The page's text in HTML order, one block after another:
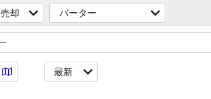
売却 バーター
最新